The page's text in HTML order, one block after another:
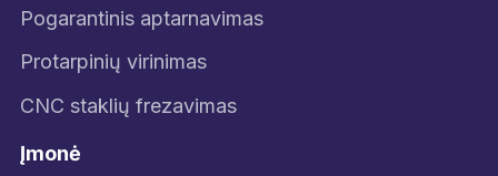
Pogarantinis aptarnavimas
Protarpinių virinimas
CNC staklių frezavimas
Įmonė